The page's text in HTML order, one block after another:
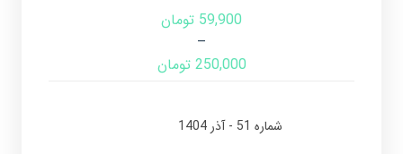
59,900 تومان
–
250,000 تومان
شماره 51 - آذر 1404